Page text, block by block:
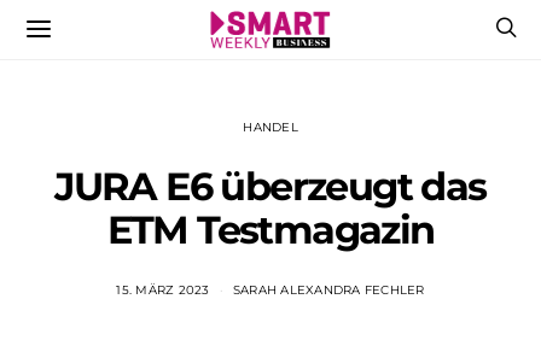
HANDEL
JURA E6 überzeugt das
ETM Testmagazin
15. MÄRZ 2023 SARAH ALEXANDRA FECHLER